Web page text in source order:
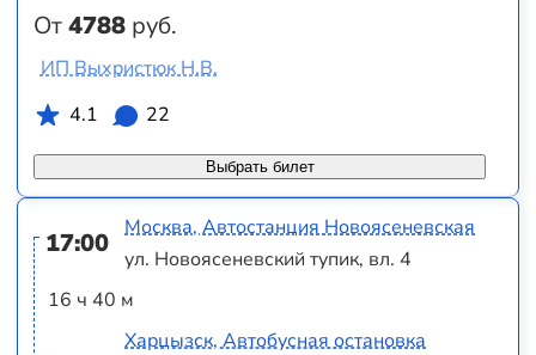
От4788 руб.
Выбрать билет
ИП Выхристюк Н.В.
4.1
22
17:00
16 ч 40 м
Москва, Автостанция Новоясеневская
ул. Новоясеневский тупик, вл. 4
Харцызск, Автобусная остановка